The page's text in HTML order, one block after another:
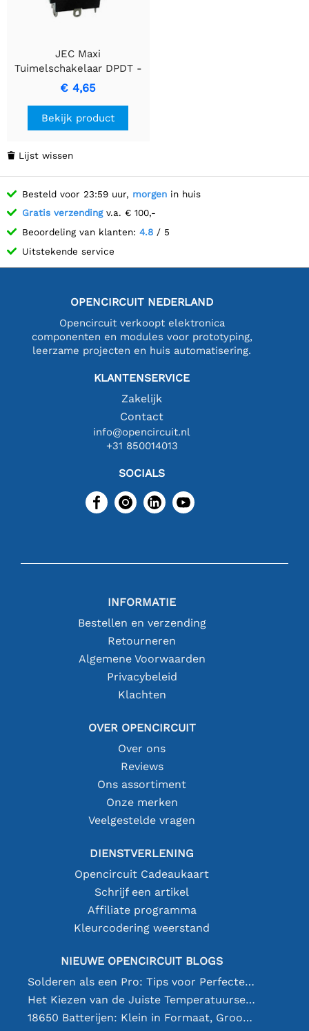
JEC Maxi
Tuimelschakelaar DPDT -
Betrouwbare AAN-AAN
Schakelaar
€ 4,65
Bekijk product
 Lijst wissen
Besteld voor 23:59 uur, morgen in huis
Gratis verzendingv.a. € 100,-
Beoordeling van klanten: 4.8 / 5
Uitstekende service
OPENCIRCUIT NEDERLAND
Opencircuit verkoopt elektronica
componenten en modules voor prototyping,
leerzame projecten en huis automatisering.
KLANTENSERVICE
Zakelijk
Contact
info@opencircuit.nl
+31 850014013
SOCIALS
INFORMATIE
Bestellen en verzending
Retourneren
Algemene Voorwaarden
Privacybeleid
Klachten
OVER OPENCIRCUIT
Over ons
Reviews
Ons assortiment
Onze merken
Veelgestelde vragen
DIENSTVERLENING
Opencircuit Cadeaukaart
Schrijf een artikel
Affiliate programma
Kleurcodering weerstand
NIEUWE OPENCIRCUIT BLOGS
Solderen als een Pro: Tips voor Perfecte Elektronische Verbindingen
Het Kiezen van de Juiste Temperatuursensor [youtube]
18650 Batterijen: Klein in Formaat, Groot in Prestatie